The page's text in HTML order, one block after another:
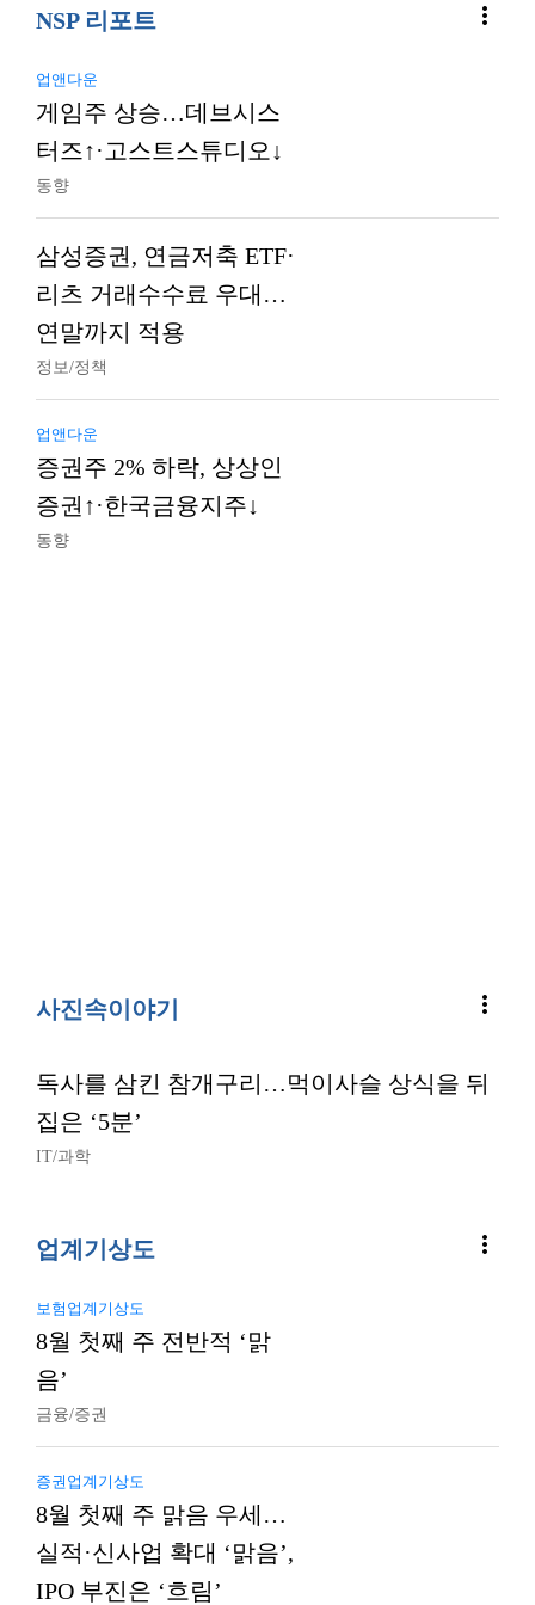
NSP 리포트 more_vert
업앤다운
게임주 상승…데브시스
터즈↑·고스트스튜디오↓
동향
삼성증권, 연금저축 ETF·
리츠 거래수수료 우대…
연말까지 적용
정보/정책
업앤다운
증권주 2% 하락, 상상인
증권↑·한국금융지주↓
동향
사진속이야기 more_vert
독사를 삼킨 참개구리…먹이사슬 상식을 뒤
집은 ‘5분’
IT/과학
업계기상도 more_vert
보험업계기상도
8월 첫째 주 전반적 ‘맑
음’
금융/증권
증권업계기상도
8월 첫째 주 맑음 우세…
실적·신사업 확대 ‘맑음’,
IPO 부진은 ‘흐림’